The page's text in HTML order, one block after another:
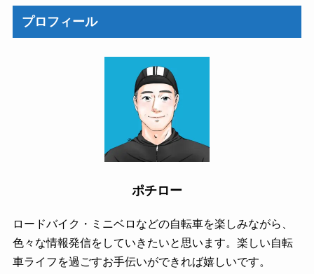
プロフィール
ポチロー
ロードバイク・ミニベロなどの自転車を楽しみながら、
色々な情報発信をしていきたいと思います。楽しい自転
車ライフを過ごすお手伝いができれば嬉しいです。